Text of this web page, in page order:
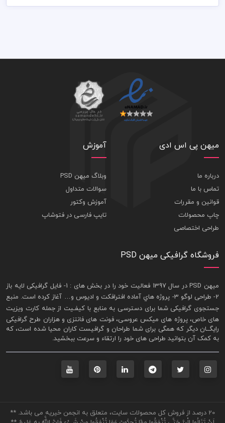
میهن پی اس ادی
درباره ما
تماس با ما
قوانین و مقررات
چاپ محصولات
طراحی اختصاصی
آموزش
وبلاگ میهن PSD
سوالات متداول
آموزش وکتور
تایپ فارسی در فتوشاپ
فروشگاه گرافیکی میهن PSD
ميهن PSD در سال 1397 فعاليت خود را در بخش های : 1-
فايل گرافيکی لايه باز
2- طراحی لوگو 3- پروژه هاي آماده افترافکت و اديوس و… آغاز کرده است. منبع
جستجوی گرافيکی شما برای دسترسی به منابع با کيفـيت از جملهکارت ويزيت
های خاص، پروژه های ميکس عروسی، فونت های فانتزی و هزاران طرح گرافیکی
رايگــان ديگر که همگی برای شما طراحان و گرافيست کاران محيا شده است، که
به کمک آن بتوانيد طراحی های خود را ارتقاء و سرعت ببخشيد.
20 درصد از فروش کل محصولات سایت، متعلق به انجمن خیریه می باشد. **